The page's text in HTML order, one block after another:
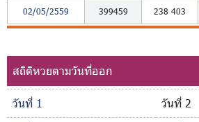
02/05/2559 399459 238 403
สถิติหวยตามวันที่ออก
วันที่ 1
วันที่ 2